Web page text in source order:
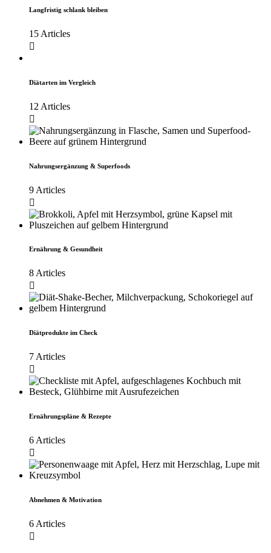
Langfristig schlank bleiben
15 Articles
Diätarten im Vergleich
12 Articles
Nahrungsergänzung & Superfoods
9 Articles
Ernährung & Gesundheit
8 Articles
Diätprodukte im Check
7 Articles
Ernährungspläne & Rezepte
6 Articles
Abnehmen & Motivation
6 Articles